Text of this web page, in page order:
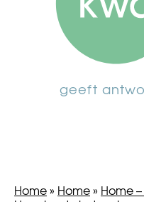
geeft
Home» Home» Home